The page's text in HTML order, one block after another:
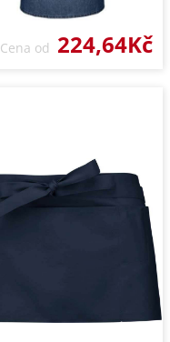
Cena od 224,64Kč